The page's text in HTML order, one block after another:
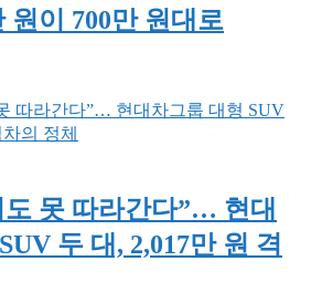
원이 700만 원대로
도 못 따라간다”… 현대
두 대, 2,017만 원 격